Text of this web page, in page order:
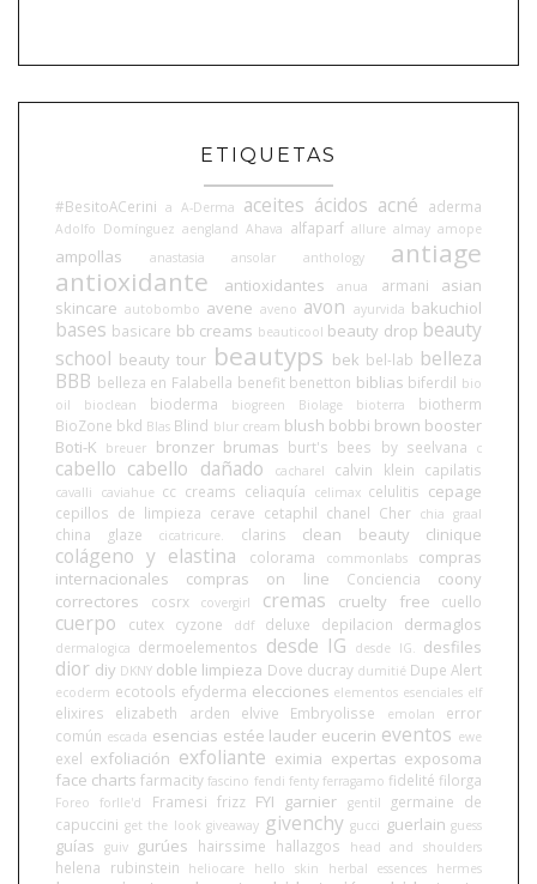
ETIQUETAS
#BesitoACerini a A-Derma aceites ácidos acné aderma
Adolfo Domínguez aengland Ahava alfaparf allure almay amope
ampollas anastasia ansolar anthology
antiage
antioxidante
antioxidantes anua armani
asian
skincare autobombo avene aveno avon ayurvida bakuchiol
bases basicare bb creams beauticool beauty drop beauty
school beauty tour beautyps bek bel-lab belleza
BBB belleza en Falabella benefit benetton biblias biferdil bio
oil
bioclean bioderma biogreen Biolage bioterra
biotherm
BioZone bkd Blas Blind blur cream blush bobbi brown booster
Boti-K
breuer bronzer brumas burt's bees by seelvana c
cabello cabello dañado cacharel calvin klein capilatis
cavalli caviahue cc creams celiaquía celimax celulitis cepage
cepillos de limpieza cerave cetaphil chanel Cher chia graal
china glaze cicatricure. clarins clean beauty clinique
colágeno y elastina colorama commonlabs
compras
internacionales
compras on line Conciencia
coony
correctores
cosrx covergirl cremas cruelty free cuello
cuerpo cutex cyzone ddf deluxe depilacion dermaglos
dermalogica dermoelementos desde IG desde IG. desfiles
dior diy DKNY doble limpieza Dove ducray dumitié Dupe Alert
ecoderm ecotools efyderma elecciones elementos esenciales elf
elixires elizabeth arden elvive Embryolisse emolan
error
común escada esencias estée lauder eucerin eventos ewe
exel exfoliación exfoliante eximia expertas exposoma
face charts farmacity fascino fendi fenty ferragamo fidelité filorga
Foreo forlle'd Framesi frizz FYI garnier gentil
germaine de
capuccini get the look giveaway givenchy gucci guerlain guess
guías guiv gurúes hairssime hallazgos head and shoulders
helena rubinstein heliocare hello skin herbal essences hermes